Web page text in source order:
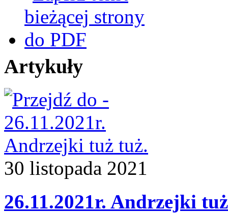
Artykuły
30 listopada 2021
26.11.2021r. Andrzejki